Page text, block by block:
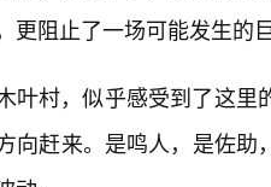
更阻止了一场可能发生的
叶村，似乎感受到了这里
向赶来。是鸣人，是佐